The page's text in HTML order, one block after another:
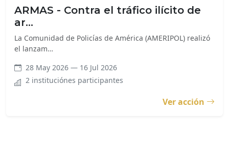
ARMAS - Contra el tráfico ilícito de
ar…
La Comunidad de Policías de América (AMERIPOL) realizó
el lanzam…
28 May 2026 — 16 Jul 2026
2 instituciónes participantes
Ver acción